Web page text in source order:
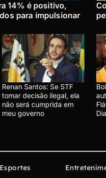
14% é positivo,
para impulsionar
Renan Santos: Se STF
tomar decisão ilegal, ela
não será cumprida em
meu governo
Esportes